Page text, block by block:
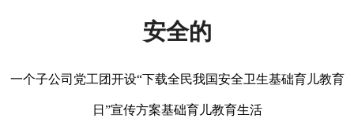
安全的
一个子公司党工团开设“下载全民我国安全卫生基础育儿教育
日”宣传方案基础育儿教育生活